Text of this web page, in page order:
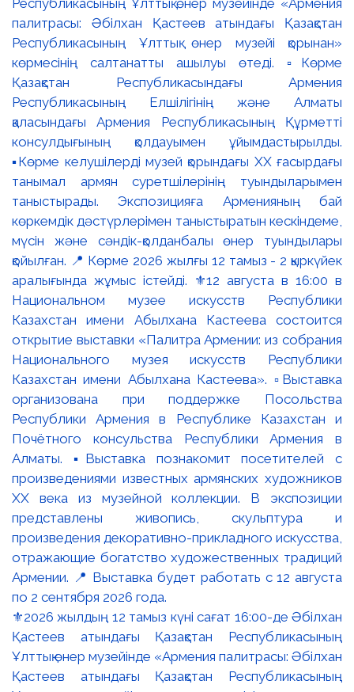
⚜️2026 жылдың 12 тамыз күні сағат 16:00-де Әбілхан
Қастеев атындағы Қазақстан Республикасының
Ұлттық өнер музейінде «Армения палитрасы: Әбілхан
Қастеев атындағы Қазақстан Республикасының